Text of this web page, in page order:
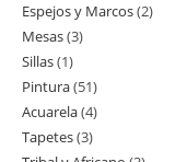
producto
Espejos y Marcos 22
Mesas 33
Sillas 11
producto
Pintura 5151
productos
Acuarela 44
productos
Tapetes 33